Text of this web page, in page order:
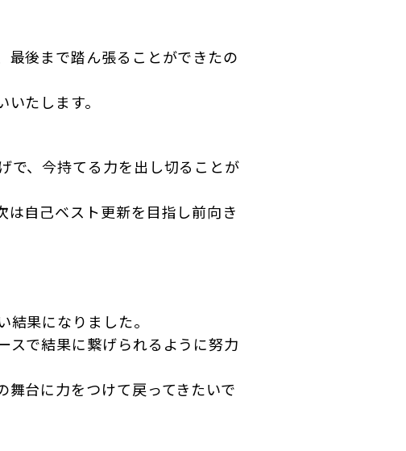
最後まで踏ん張ることができたの
たします。
で、今持てる力を出し切ることが
自己ベスト更新を目指し前向き
果になりました。
スで結果に繋げられるように努力
台に力をつけて戻ってきたいで